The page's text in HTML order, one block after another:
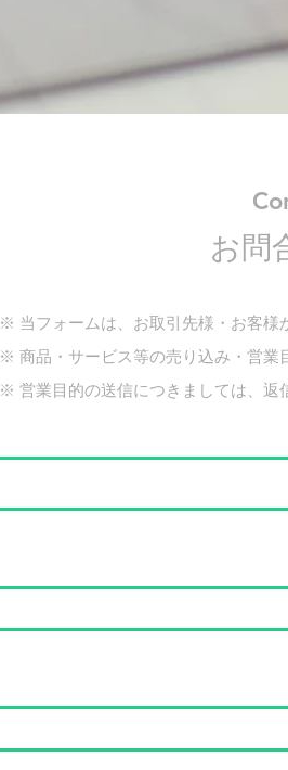
お問
※ 当フォームは、お取引先様・お客様
※ 商品・サービス等の売り込み・営業
※ 営業目的の送信につきましては、返